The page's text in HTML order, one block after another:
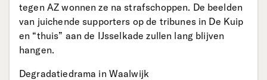
tegen AZ wonnen ze na strafschoppen. De beelden
van juichende supporters op de tribunes in De Kuip
en “thuis” aan de IJsselkade zullen lang blijven
hangen.
Degradatiedrama in Waalwijk